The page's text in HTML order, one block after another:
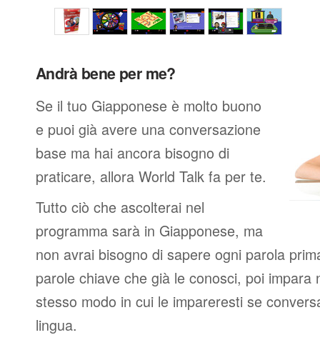
Andrà bene per me?
Se il tuo Giapponese è molto buono
e puoi già avere una conversazione
base ma hai ancora bisogno di
praticare, allora World Talk fa per te.
Tutto ciò che ascolterai nel
programma sarà in Giapponese, ma
non avrai bisogno di sapere ogni parola
parole chiave che già le conosci, poi impara
stesso modo in cui le impareresti se
lingua.